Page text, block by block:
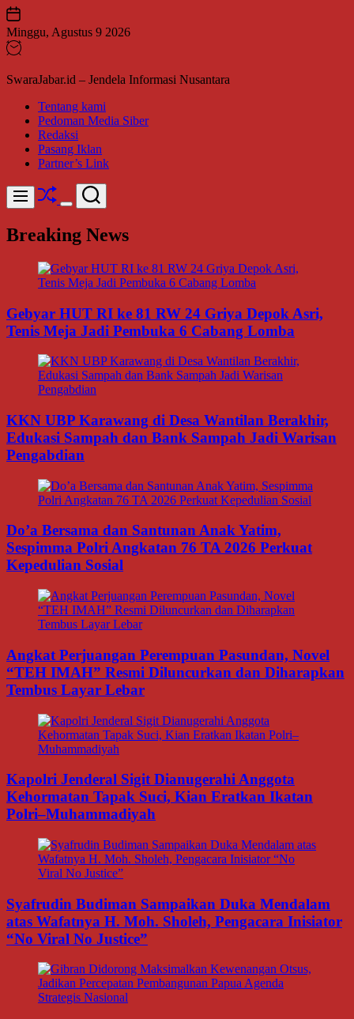
Skip
to
content
Minggu, Agustus 9 2026
SwaraJabar.id – Jendela Informasi Nusantara
Tentang kami
Pedoman Media Siber
Redaksi
Pasang Iklan
Partner’s Link
Menu Shuffle
Switch
mode
Search
Breaking News
Gebyar HUT RI ke 81 RW 24 Griya Depok Asri,
Tenis Meja Jadi Pembuka 6 Cabang Lomba
KKN UBP Karawang di Desa Wantilan Berakhir,
Edukasi Sampah dan Bank Sampah Jadi Warisan
Pengabdian
Do’a Bersama dan Santunan Anak Yatim,
Sespimma Polri Angkatan 76 TA 2026 Perkuat
Kepedulian Sosial
Angkat Perjuangan Perempuan Pasundan, Novel
“TEH IMAH” Resmi Diluncurkan dan Diharapkan
Tembus Layar Lebar
Kapolri Jenderal Sigit Dianugerahi Anggota
Kehormatan Tapak Suci, Kian Eratkan Ikatan
Polri–Muhammadiyah
Syafrudin Budiman Sampaikan Duka Mendalam
atas Wafatnya H. Moh. Sholeh, Pengacara Inisiator
“No Viral No Justice”